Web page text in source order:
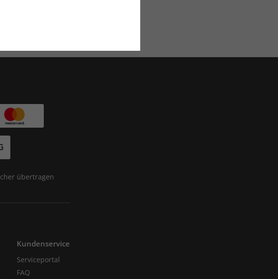
übertragen
Kundenservice
Serviceportal
FAQ